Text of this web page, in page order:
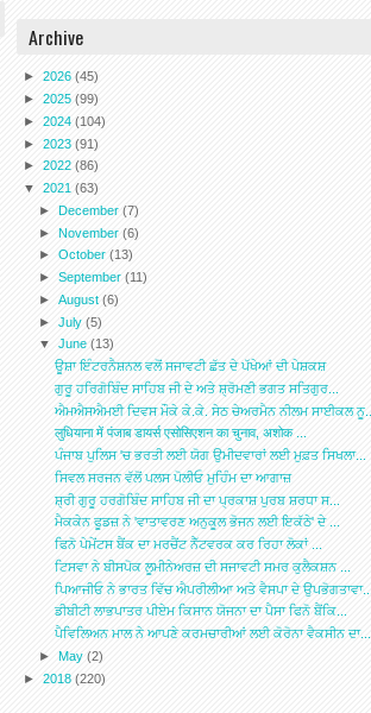
Archive
► 2026 (45)
► 2025 (99)
► 2024 (104)
► 2023 (91)
► 2022 (86)
▼ 2021 (63)
►December(7)
►November(6)
►October(13)
►September(11)
►August(6)
►July(5)
▼June(13)
ਊਸ਼ਾ ਇੰਟਰਨੈਸ਼ਨਲ ਵਲੋਂ ਸਜਾਵਟੀ ਛੱਤ ਦੇ ਪੱਖੇਆਂ ਦੀ ਪੇਸ਼ਕਸ਼
ਗੁਰੂ ਹਰਿਗੋਬਿੰਦ ਸਾਹਿਬ ਜੀ ਦੇ ਅਤੇ ਸ਼੍ਰੋਮਣੀ ਭਗਤ ਸਤਿਗੁਰ...
ਐਮਐਸਐਮਈ ਦਿਵਸ ਮੌਕੇ ਕੇ.ਕੇ. ਸੇਠ ਚੇਅਰਮੈਨ ਨੀਲਮ ਸਾਈਕਲ ਨੂ...
लुधियाना में पंजाब डायर्स एसोसिएशन का चुनाव, अशोक ...
ਪੰਜਾਬ ਪੁਲਿਸ 'ਚ ਭਰਤੀ ਲਈ ਯੋਗ ਉਮੀਦਵਾਰਾਂ ਲਈ ਮੁਫ਼ਤ ਸਿਖਲਾ...
ਸਿਵਲ ਸਰਜਨ ਵੱਲੋਂ ਪਲਸ ਪੋਲੀਓ ਮੁਹਿੰਮ ਦਾ ਆਗਾਜ਼
ਸ਼੍ਰੀ ਗੁਰੂ ਹਰਗੋਬਿੰਦ ਸਾਹਿਬ ਜੀ ਦਾ ਪ੍ਰਕਾਸ਼ ਪੁਰਬ ਸ਼ਰਧਾ ਸ...
ਮੈਕਕੇਨ ਫੂਡਜ਼ ਨੇ 'ਵਾਤਾਵਰਣ ਅਨੁਕੂਲ ਭੋਜਨ ਲਈ ਇਕੱਠੇ' ਦੇ ...
ਫਿਨੋ ਪੇਮੇਂਟਸ ਬੈਂਕ ਦਾ ਮਰਚੈਂਟ ਨੈੱਟਵਰਕ ਕਰ ਰਿਹਾ ਲੋਕਾਂ ...
ਟਿਸਵਾ ਨੇ ਬੀਸਪੋਕ ਲੂਮੀਨੇਅਰਜ਼ ਦੀ ਸਜਾਵਟੀ ਸਮਰ ਕੁਲੈਕਸ਼ਨ ...
ਪਿਆਜੀਓ ਨੇ ਭਾਰਤ ਵਿੱਚ ਐਪਰੀਲੀਆ ਅਤੇ ਵੈਸਪਾ ਦੇ ਉਪਭੋਗਤਾਵਾ...
ਡੀਬੀਟੀ ਲਾਭਪਾਤਰ ਪੀਏਮ ਕਿਸਾਨ ਯੋਜਨਾ ਦਾ ਪੈਸਾ ਫਿਨੋ ਬੈਂਕਿ...
ਪੈਵਿਲਿਅਨ ਮਾਲ ਨੇ ਆਪਣੇ ਕਰਮਚਾਰੀਆਂ ਲਈ ਕੋਰੋਨਾ ਵੈਕਸੀਨ ਦਾ...
►May(2)
► 2018 (220)